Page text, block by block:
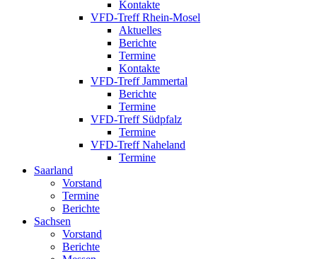
Kontakte
VFD-Treff Rhein-Mosel
Aktuelles
Berichte
Termine
Kontakte
VFD-Treff Jammertal
Berichte
Termine
VFD-Treff Südpfalz
Termine
VFD-Treff Naheland
Termine
Saarland
Vorstand
Termine
Berichte
Sachsen
Vorstand
Berichte